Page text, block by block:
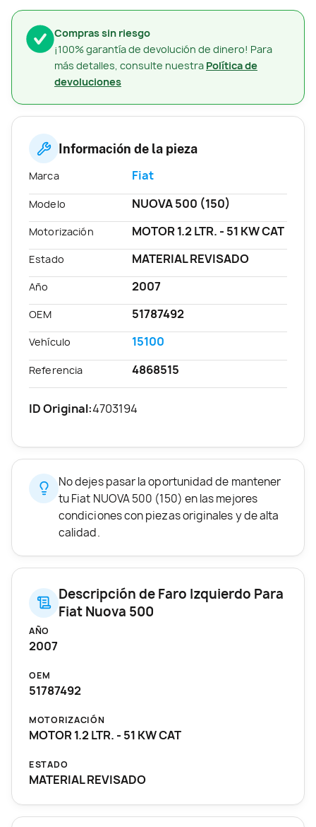
Compras sin riesgo
¡100% garantía de devolución de dinero! Para
más detalles, consulte nuestra Política de
devoluciones
Información de la pieza
Marca Fiat
Modelo NUOVA 500 (150)
Motorización MOTOR 1.2 LTR. - 51 KW CAT
Estado MATERIAL REVISADO
Año 2007
OEM 51787492
Vehículo 15100
Referencia 4868515
ID Original:4703194
No dejes pasar la oportunidad de mantener
tu Fiat NUOVA 500 (150) en las mejores
condiciones con piezas originales y de alta
calidad.
Descripción de Faro Izquierdo Para
Fiat Nuova 500
AÑO
2007
OEM
51787492
MOTORIZACIÓN
MOTOR 1.2 LTR. - 51 KW CAT
ESTADO
MATERIAL REVISADO